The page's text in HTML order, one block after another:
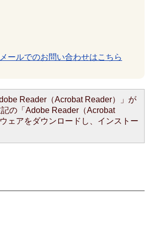
メールでのお問い合わせはこちら
Reader（Acrobat Reader）」が
の「Adobe Reader（Acrobat
ェアをダウンロードし、インストー